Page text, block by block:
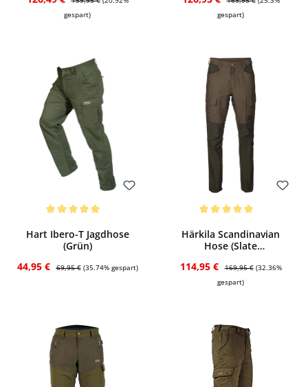
gespart)
gespart)
Hart Ibero-T Jagdhose
(Grün)
Verkaufspreis:
44,95 € Regulärer Preis:
69,95 € (35.74% gespart)
Härkila Scandinavian
Hose (Slate
Verkaufspreis:
114,95 € Regulärer Preis:
169,95 € (32.36%
gespart)